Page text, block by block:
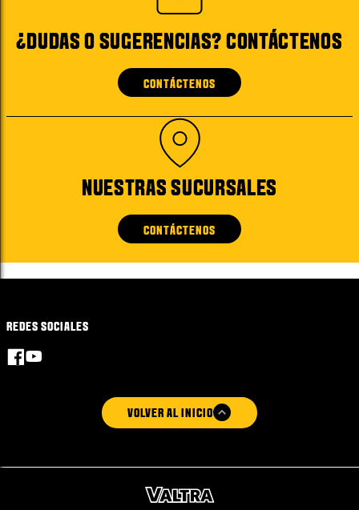
¿DUDAS O SUGERENCIAS? CONTÁCTENOS
CONTÁCTENOS
NUESTRAS SUCURSALES
CONTÁCTENOS
REDES SOCIALES
VOLVER AL INICIO